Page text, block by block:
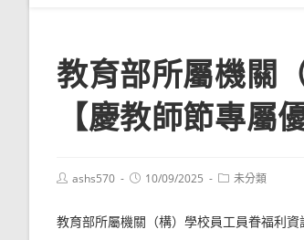
教育部所屬機關
【慶教師節專屬
Postashs570
Post10/09/2025
Post未分類
教育部所屬機關（構）學校員工員眷福利資